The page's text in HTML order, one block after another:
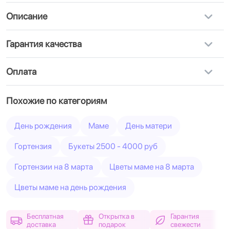
Описание
Гарантия качества
Оплата
Похожие по категориям
День рождения Маме День матери
Гортензия Букеты 2500 - 4000 руб
Гортензии на 8 марта Цветы маме на 8 марта
Цветы маме на день рождения
Бесплатная
доставка
Открытка в
подарок
Гарантия
свежести